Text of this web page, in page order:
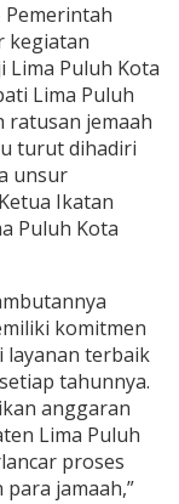
Pemerintah
kegiatan
Lima Puluh Kota
Lima Puluh
ratusan jemaah
turut dihadiri
unsur
Ikatan
Puluh Kota
komitmen
layanan terbaik
tahunnya.
anggaran
Lima Puluh
proses
jamaah,”